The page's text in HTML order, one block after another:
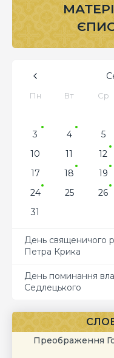
Пн Вт Ср
3
4 5
10
11 12
17
18 19
24
25 26
31
День священичого
Петра Крика
День поминання
Седлецького
Преображення